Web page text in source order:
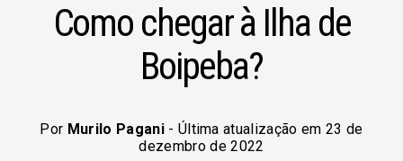
Como chegar à Ilha de
Boipeba?
Por Murilo Pagani- Última atualização em 23 de
dezembro de 2022